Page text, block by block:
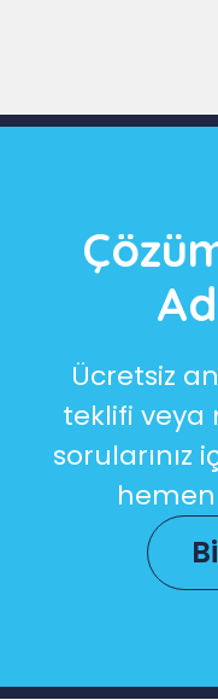
Ücretsiz
teklifi veya
sorularınız